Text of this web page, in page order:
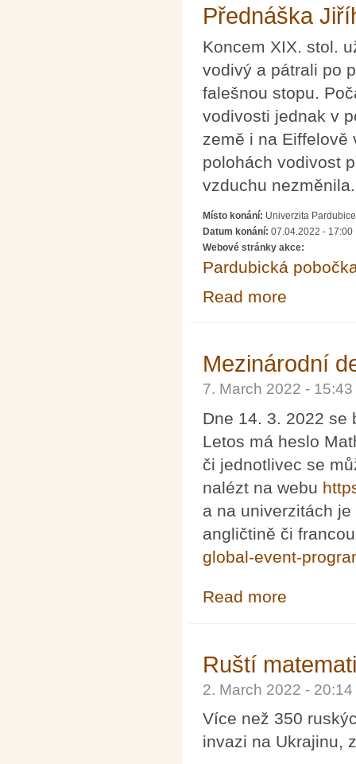
Přednáška
Koncem XIX. stol.
vodivý a pátrali po
falešnou stopu.
vodivosti jednak v
země i na Eiffelově
polohách vodivost
vzduchu nezměnila.
Místo konání: Univerzita
Datum konání: 07.04.2022 - 17:00
Webové stránky akce:
Pardubická
Read more
Mezinárodní
7. March 2022 -
Dne 14. 3. 2022 se
Letos má heslo
či jednotlivec se
nalézt na webu
a na univerzitách
angličtině či
global-event-
Read more
Ruští
2. March 2022 -
Více než 350
invazi na Ukrajinu,